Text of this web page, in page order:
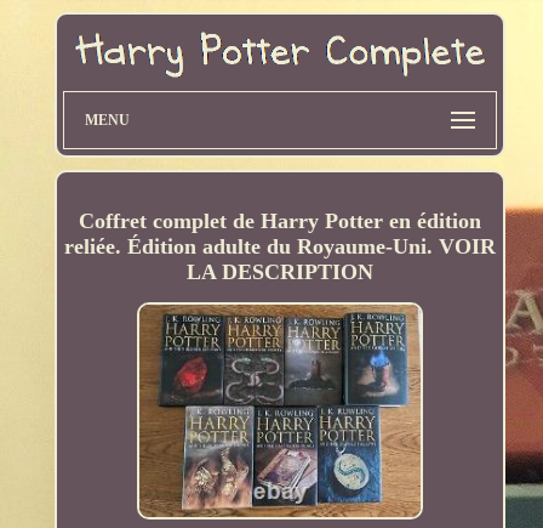
MENU
Coffret complet de Harry Potter en édition
reliée. Édition adulte du Royaume-Uni. VOIR
LA DESCRIPTION